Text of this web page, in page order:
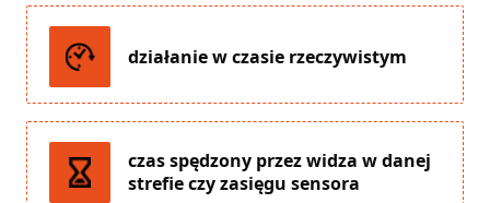
działanie w czasie rzeczywistym
czas spędzony przez widza w danej
strefie czy zasięgu sensora